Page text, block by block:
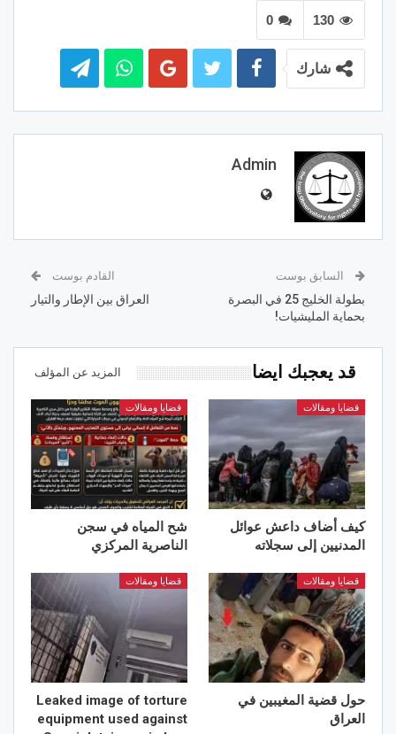
0 130
شارك
Admin
السابق بوست
بطولة الخليج 25 في البصرة
بحماية المليشيات!
القادم بوست
العراق بين الإطار والتيار
قد يعجبك ايضا المزيد عن المؤلف
قضايا ومقالات
كيف أضاف داعش عوائل
المدنيين إلى سجلاته
قضايا ومقالات
شح المياه في سجن
الناصرية المركزي
قضايا ومقالات
حول قضية المغيبين في
العراق
قضايا ومقالات
Leaked image of torture
equipment used against